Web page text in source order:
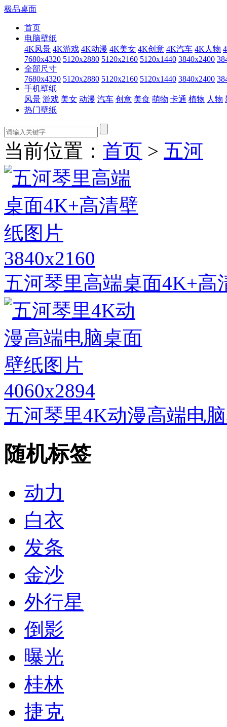
极品桌面
首页
电脑壁纸
4K风景 4K游戏 4K动漫 4K美女 4K创意 4K汽车 4K人物
7680x4320 5120x2880 5120x2160 5120x1440 3840x2400
全部尺寸
7680x4320 5120x2880 5120x2160 5120x1440 3840x2400
手机壁纸
风景 游戏 美女 动漫 汽车 创意 美食 萌物 卡通 植物 人物
热门壁纸
当前位置： 首页 > 五河
3840x2160
五河琴里高端桌面4K+高
4060x2894
五河琴里4K动漫高端电
随机标签
动力
白衣
发条
金沙
外行星
倒影
曝光
桂林
捷克